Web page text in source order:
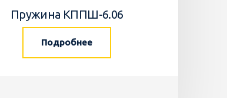
Пружина КППШ-6.06
Подробнее